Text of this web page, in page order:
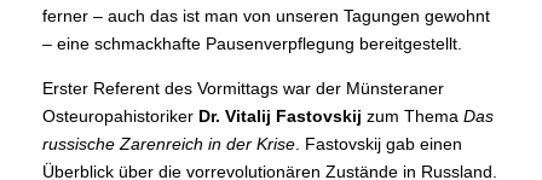
ferner – auch das ist man von unseren Tagungen gewohnt
– eine schmackhafte Pausenverpflegung bereitgestellt.
Erster Referent des Vormittags war der Münsteraner
Osteuropahistoriker Dr. Vitalij Fastovskij zum Thema Das
russische Zarenreich in der Krise. Fastovskij gab einen
Überblick über die vorrevolutionären Zustände in Russland.